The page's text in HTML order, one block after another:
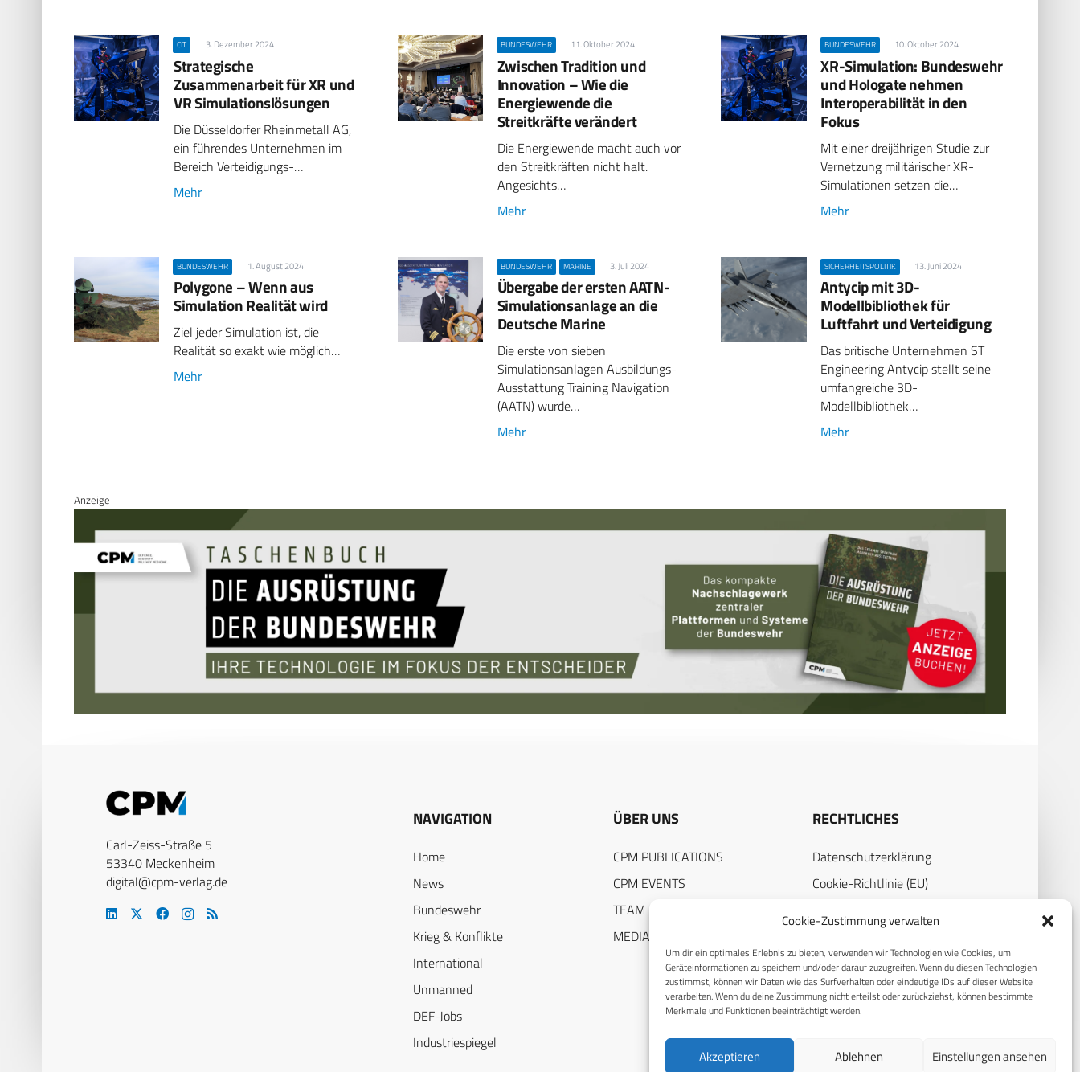
Cookie-Zustimmung verwalten
Um dir ein optimales Erlebnis zu bieten, verwenden wir Technologien wie Cookies, um
Geräteinformationen zu speichern und/oder darauf zuzugreifen. Wenn du diesen Technologien
zustimmst, können wir Daten wie das Surfverhalten oder eindeutige IDs auf dieser Website
verarbeiten. Wenn du deine Zustimmung nicht erteilst oder zurückziehst, können bestimmte
Merkmale und Funktionen beeinträchtigt werden.
Akzeptieren Ablehnen Einstellungen ansehen
CIT 3. Dezember 2024
Strategische
Zusammenarbeit für XR und
VR Simulationslösungen
Die Düsseldorfer Rheinmetall AG,
ein führendes Unternehmen im
Bereich Verteidigungs-…
Mehr
BUNDESWEHR 11. Oktober 2024
Zwischen Tradition und
Innovation – Wie die
Energiewende die
Streitkräfte verändert
Die Energiewende macht auch vor
den Streitkräften nicht halt.
Angesichts…
Mehr
BUNDESWEHR 10. Oktober 2024
XR-Simulation: Bundeswehr
und Hologate nehmen
Interoperabilität in den
Fokus
Mit einer dreijährigen Studie zur
Vernetzung militärischer XR-
Simulationen setzen die…
Mehr
BUNDESWEHR 1. August 2024
Polygone – Wenn aus
Simulation Realität wird
Ziel jeder Simulation ist, die
Realität so exakt wie möglich…
Mehr
BUNDESWEHR MARINE 3. Juli 2024
Übergabe der ersten AATN-
Simulationsanlage an die
Deutsche Marine
Die erste von sieben
Simulationsanlagen Ausbildungs-
Ausstattung Training Navigation
(AATN) wurde…
Mehr
SICHERHEITSPOLITIK 13. Juni 2024
Antycip mit 3D-
Modellbibliothek für
Luftfahrt und Verteidigung
Das britische Unternehmen ST
Engineering Antycip stellt seine
umfangreiche 3D-
Modellbibliothek…
Mehr
Anzeige
Carl-Zeiss-Straße 5
53340 Meckenheim
digital@cpm-verlag.de
NAVIGATION
Home
News
Bundeswehr
Krieg & Konflikte
International
Unmanned
DEF-Jobs
Industriespiegel
ÜBER UNS
CPM PUBLICATIONS
CPM EVENTS
TEAM
MEDIADATEN
RECHTLICHES
Datenschutzerklärung
Cookie-Richtlinie (EU)
Impressum